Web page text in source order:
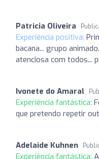
Patricia Oliveira
Experiência positiva:
bacana... grupo
atenciosa com todos...
Ivonete do Amaral
Experiência fantástica:
que pretendo repetir
Adelaide Kuhnen
Experiência fantástica: